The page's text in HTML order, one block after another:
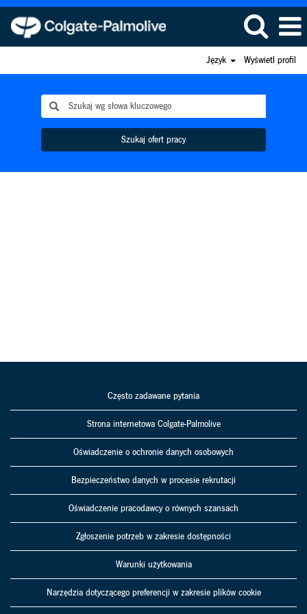
Język Wyświetl profil
Szukaj ofert pracy
Często zadawane pytania
Strona internetowa Colgate-Palmolive
Oświadczenie o ochronie danych osobowych
Bezpieczeństwo danych w procesie rekrutacji
Oświadczenie pracodawcy o równych szansach
Zgłoszenie potrzeb w zakresie dostępności
Warunki użytkowania
Narzędzia dotyczącego preferencji w zakresie plików cookie